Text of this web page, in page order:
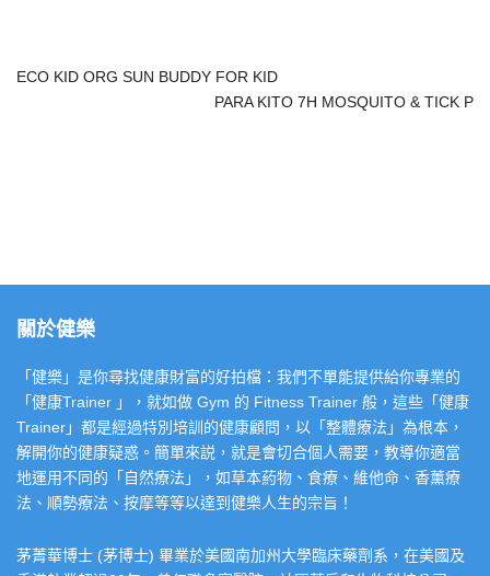
ECO KID ORG SUN BUDDY FOR KID
PARA KITO 7H MOSQUITO & TICK P
關於健樂
「健樂」是你尋找健康財富的好拍檔：我們不單能提供給你專業的
「健康Trainer 」，就如做 Gym 的 Fitness Trainer 般，這些「健康
Trainer」都是經過特別培訓的健康顧問，以「整體療法」為根本，
解開你的健康疑惑。簡單來説，就是會切合個人需要，教導你適當
地運用不同的「自然療法」，如草本葯物、食療、維他命、香薰療
法、順勢療法、按摩等等以達到健樂人生的宗旨！
茅菁華博士 (茅博士) 畢業於美國南加州大學臨床藥劑系，在美國及